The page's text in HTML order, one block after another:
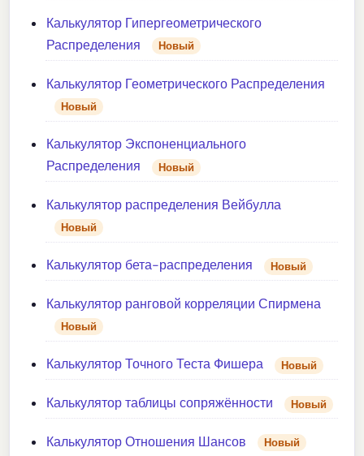
Калькулятор Гипергеометрического
Распределения
Новый
Калькулятор Геометрического Распределения
Новый
Калькулятор Экспоненциального
Распределения
Новый
Калькулятор распределения Вейбулла
Новый
Калькулятор бета-распределения Новый
Калькулятор ранговой корреляции Спирмена
Новый
Калькулятор Точного Теста Фишера Новый
Калькулятор таблицы сопряжённости Новый
Калькулятор Отношения Шансов Новый